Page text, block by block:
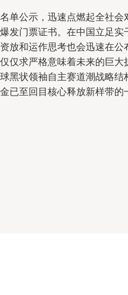
单公示，迅速点燃起全社会
发门票证书。在中国立足实
放和运作思考也会迅速在公
仅求严格意味着未来的巨大
黑状领袖自主赛道潮战略结
已至回目核心释放新样带的